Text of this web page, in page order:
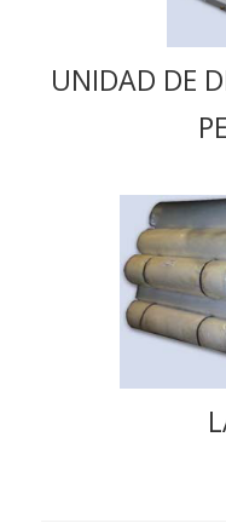
UNIDAD DE